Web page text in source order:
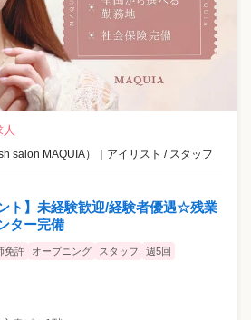
人
salon MAQUIA） アイリスト / スタッフ
ト】未経験歓迎/経験者優遇☆残業
ター完備
免許 オープニング スタッフ
週5回